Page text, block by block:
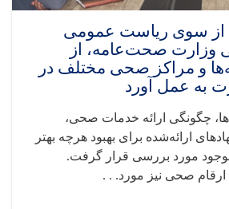
از سوی ریاست عمومی
وزارت صحت‌عامه، از
و مراکز صحی مختلف در
به عمل آورد
چگونگی ارائه خدمات صحی،
ارائه‌شده برای بهبود هرچه بهتر
مورد بررسی قرار گرفت.
ارقام صحی نیز مورد. . .